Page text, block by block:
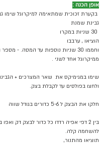
אופן הכנה :
בקערת זכוכית שמתאימה למיקרוגל שימו
גבינת שמנת
הוציאו , ערבבו
וחממו 30 שניות נוספות עד המסה. -
ממיקרוגל אחד לשני .
שימו במגימיקס את  שאר המצרכים +
ולחצו בפולסים עד לקבלת בצק.
חלקו את הבצק ל 5-6 כדורים בגודל שווה
להשחמה קלה.
תוציאו מהתנור,